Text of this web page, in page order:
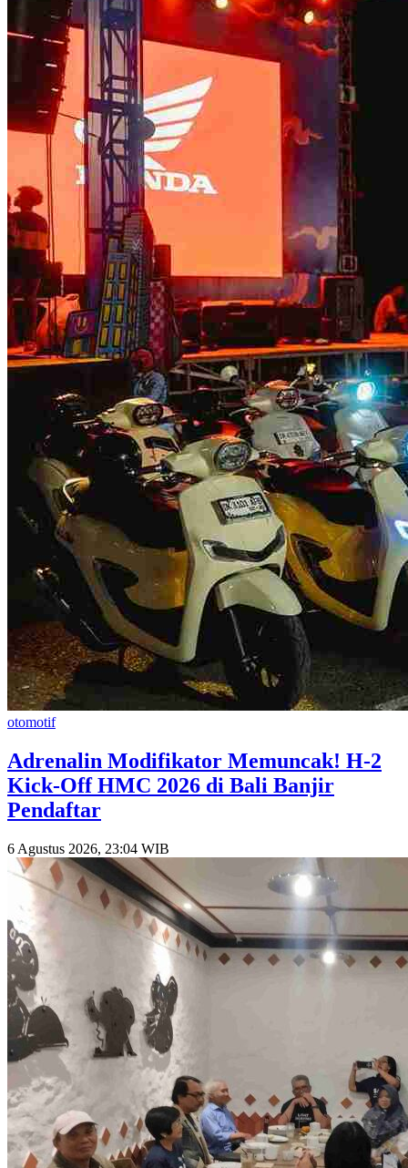
otomotif
​Adrenalin Modifikator Memuncak! H-2
Kick-Off HMC 2026 di Bali Banjir
Pendaftar
6 Agustus 2026, 23:04 WIB